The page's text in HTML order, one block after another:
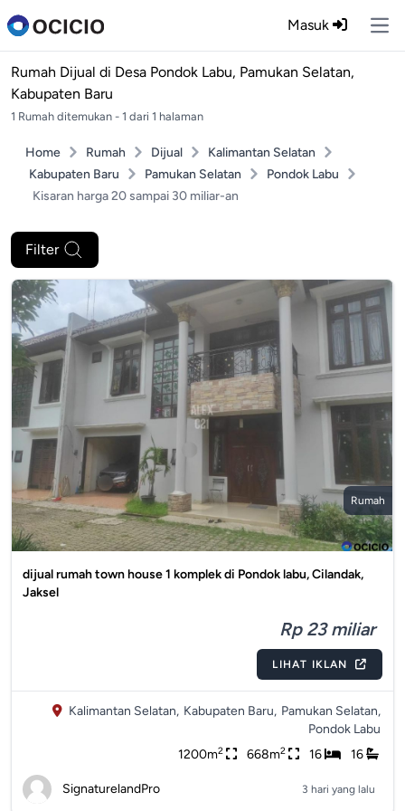
Masuk
Rumah Dijual di Desa Pondok Labu, Pamukan Selatan,
Kabupaten Baru
1 Rumah ditemukan - 1 dari 1 halaman
Home Rumah Dijual
Kalimantan Selatan
Kabupaten Baru
Pamukan Selatan
Pondok Labu
Kisaran harga 20 sampai 30 miliar-an
Filter
Rumah
dijual rumah town house 1 komplek di Pondok labu, Cilandak,
Jaksel
Rp 23 miliar
LIHAT IKLAN
Kalimantan Selatan, Kabupaten Baru, Pamukan Selatan,
Pondok Labu
1200m2 668m2 16 16
SignaturelandPro 3 hari yang lalu